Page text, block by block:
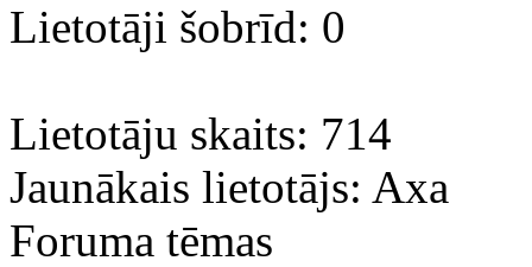
Lietotāji šobrīd: 0
Lietotāju skaits: 714
Jaunākais lietotājs: Axa
Foruma tēmas